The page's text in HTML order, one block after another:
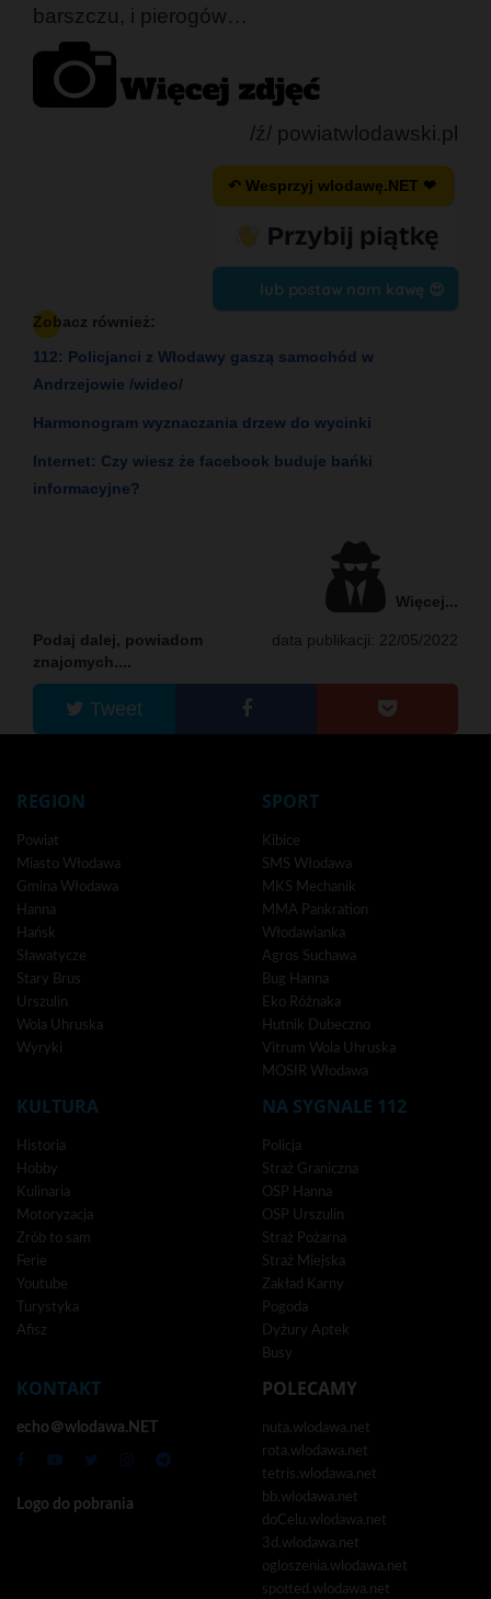
barszczu, i pierogów…
/ź/ powiatwlodawski.pl
↶ Wesprzyj wlodawę.NET ❤
lub postaw nam kawę 😍
Zobacz również:
112: Policjanci z Włodawy gaszą samochód w
Andrzejowie /wideo/
Harmonogram wyznaczania drzew do wycinki
Internet: Czy wiesz że facebook buduje bańki
informacyjne?
Więcej...
data publikacji: 22/05/2022
Podaj dalej, powiadom
znajomych....
Tweet
REGION
Powiat
Miasto Włodawa
Gmina Włodawa
Hanna
Hańsk
Sławatycze
Stary Brus
Urszulin
Wola Uhruska
Wyryki
SPORT
Kibice
SMS Włodawa
MKS Mechanik
MMA Pankration
Włodawianka
Agros Suchawa
Bug Hanna
Eko Różnaka
Hutnik Dubeczno
Vitrum Wola Uhruska
MOSIR Włodawa
KULTURA
Historia
Hobby
Kulinaria
Motoryzacja
Zrób to sam
Ferie
Youtube
Turystyka
Afisz
NA SYGNALE 112
Policja
Straż Graniczna
OSP Hanna
OSP Urszulin
Straż Pożarna
Straż Miejska
Zakład Karny
Pogoda
Dyżury Aptek
Busy
KONTAKT
echo＠wlodawa.NET
Logo do pobrania
POLECAMY
nuta.wlodawa.net
rota.wlodawa.net
tetris.wlodawa.net
bb.wlodawa.net
doCelu.wlodawa.net
3d.wlodawa.net
ogloszenia.wlodawa.net
spotted.wlodawa.net